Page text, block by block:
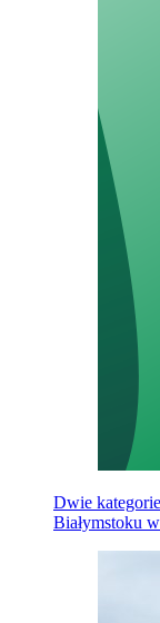
Dwie
Białymstoku